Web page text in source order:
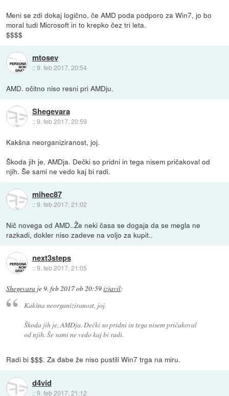
Meni se zdi dokaj logično, če AMD poda podporo za Win7, jo bo
moral tudi Microsoft in to krepko čez tri leta.
$$$$
mtosev
::9. feb 2017, 20:54
AMD. očitno niso resni pri AMDju.
Shegevara
::9. feb 2017, 20:59
Kakšna neorganiziranost, joj.
Škoda jih je, AMDja. Dečki so pridni in tega nisem pričakoval od
njih. Še sami ne vedo kaj bi radi.
mihec87
::9. feb 2017, 21:02
Nič novega od AMD..Že neki časa se dogaja da se megla ne
razkadi, dokler niso zadeve na voljo za kupit..
next3steps
::9. feb 2017, 21:05
Shegevara je9. feb 2017 ob 20:59izjavil:
Kakšna neorganiziranost, joj.
Škoda jih je, AMDja. Dečki so pridni in tega nisem pričakoval
od njih. Še sami ne vedo kaj bi radi.
Radi bi $$$. Za đabe že niso pustili Win7 trga na miru.
d4vid
::9. feb 2017, 21:12